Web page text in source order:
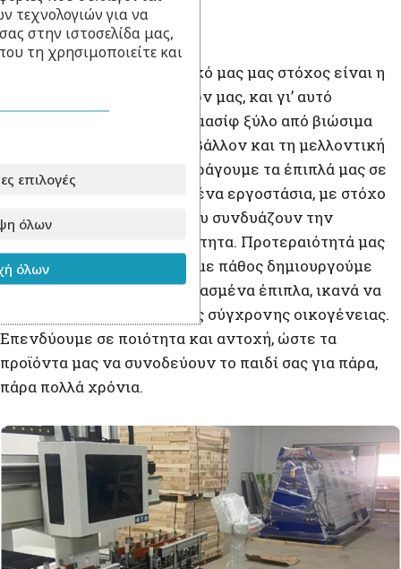
Για την παραγωγή
, πρωταρχικό μας μας στόχος είναι η
άριστη ποιότητα των υλικών μας, και γι’ αυτό
επιλέγουμε αποκλειστικά μασίφ ξύλο από βιώσιμα
δάση, με σεβασμό στο περιβάλλον και τη μελλοντική
γενιά. Σχεδιάζουμε και παράγουμε τα έπιπλά μας σε
συνεργασία με εξειδικευμένα εργοστάσια, με στόχο
να προσφέρουμε λύσεις που συνδυάζουν την
αισθητική με την πρακτικότητα. Προτεραιότητά μας
είναι πάντα ο πελάτης και με πάθος δημιουργούμε
λειτουργικά και καλοσχεδιασμένα έπιπλα, ικανά να
καλύψουν κάθε ανάγκη της σύγχρονης οικογένειας.
Επενδύουμε σε ποιότητα και αντοχή, ώστε τα
προϊόντα μας να συνοδεύουν το παιδί σας για πάρα,
πάρα πολλά χρόνια.
τεχνολογιών για να
στην ιστοσελίδα μας,
τη χρησιμοποιείτε και
επιλογές
όλων
όλων